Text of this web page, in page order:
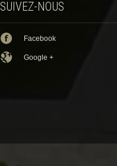
SUIVEZ-NOUS
Facebook
Google +